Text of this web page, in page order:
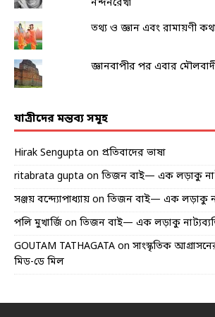
নন্দনরেখা
তথ্য ও জ্ঞান এবং রামায়ণী
জ্ঞানবাপীর পর এবার
যাত্রীদের মন্তব্য সমূহ
Hirak Sengupta on প্রতিবাদের ভাষা
ritabrata gupta on তিজন বাই— এক লড়াকু
সঞ্জয় বন্দ্যোপাধ্যায় on তিজন বাই— এক লড়াকু
পলি মুখার্জি on তিজন বাই— এক লড়াকু
GOUTAM TATHAGATA on সাংস্কৃতিক
মিড-ডে মিল